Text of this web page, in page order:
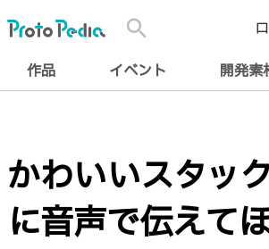
search
作品 イベント 開発素
かわいいスタッ
に音声で伝えて